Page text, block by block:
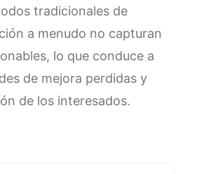
tradicionales de
a menudo no capturan
lo que conduce a
de mejora perdidas y
de los interesados.